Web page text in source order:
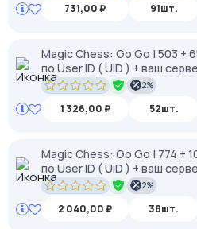
731,00 ₽ 91шт.
Magic Chess: Go Go | 503 +
по User ID ( UID ) + ваш
2%
1 326,00 ₽ 52шт.
Magic Chess: Go Go | 774 +
по User ID ( UID ) + ваш
2%
2 040,00 ₽ 38шт.